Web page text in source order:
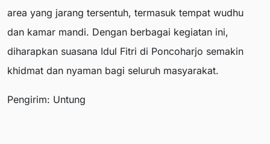
area yang jarang tersentuh, termasuk tempat wudhu
dan kamar mandi. Dengan berbagai kegiatan ini,
diharapkan suasana Idul Fitri di Poncoharjo semakin
khidmat dan nyaman bagi seluruh masyarakat.
Pengirim: Untung